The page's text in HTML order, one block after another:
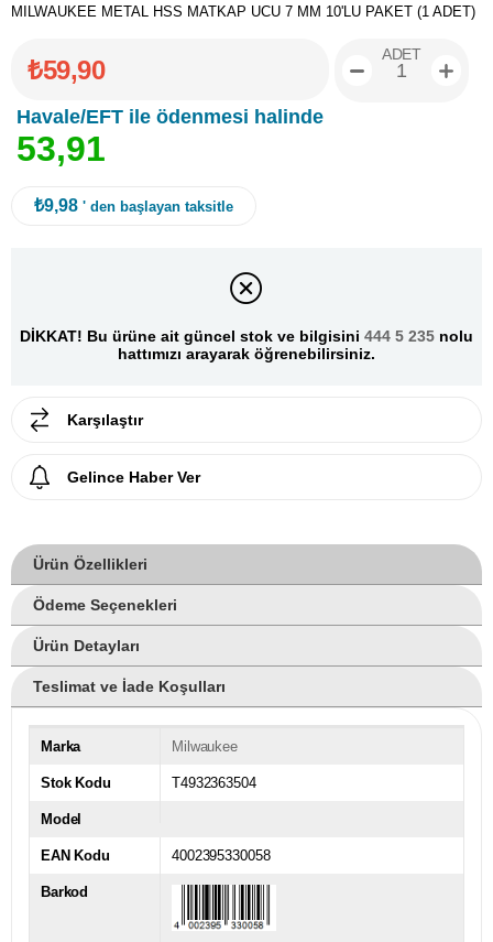
MILWAUKEE METAL HSS MATKAP UCU 7 MM 10'LU PAKET (1 ADET)
₺59,90
Havale/EFT ile ödenmesi halinde
53,91
ADET
₺9,98 ' den başlayan taksitle
DİKKAT! Bu ürüne ait güncel stok ve bilgisini 444 5 235 nolu
hattımızı arayarak öğrenebilirsiniz.
Karşılaştır
Gelince Haber Ver
Ürün Özellikleri
Ödeme Seçenekleri
Ürün Detayları
Teslimat ve İade Koşulları
Marka Milwaukee
Stok Kodu T4932363504
Model
EAN Kodu 4002395330058
Barkod